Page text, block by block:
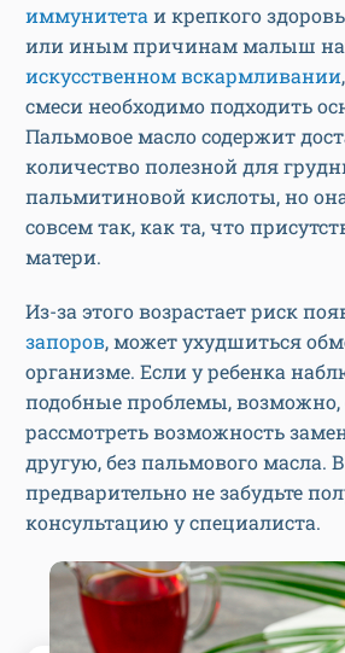
иммунитетаи крепкого
или иным причинам малыш
искусственном вскармливании
смеси необходимо подходить
Пальмовое масло содержит
количество полезной для
пальмитиновой кислоты, но
совсем так, как та, что
матери.
Из-за этого возрастает риск
запоров, может ухудшиться
организме. Если у ребенка
подобные проблемы, возможно,
рассмотреть возможность
другую, без пальмового масла.
предварительно не забудьте
консультацию у специалиста.